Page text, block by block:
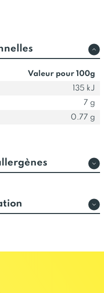
Valeur pour 100g
135 kJ
7 g
0.77 g